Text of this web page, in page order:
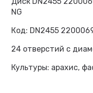
NG
Код: DN2455
24 отверстий с
Культуры: арахис,